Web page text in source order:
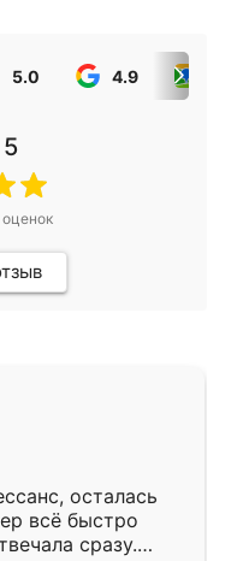
5.0 4.9
оценок
осталась
всё быстро
сразу.